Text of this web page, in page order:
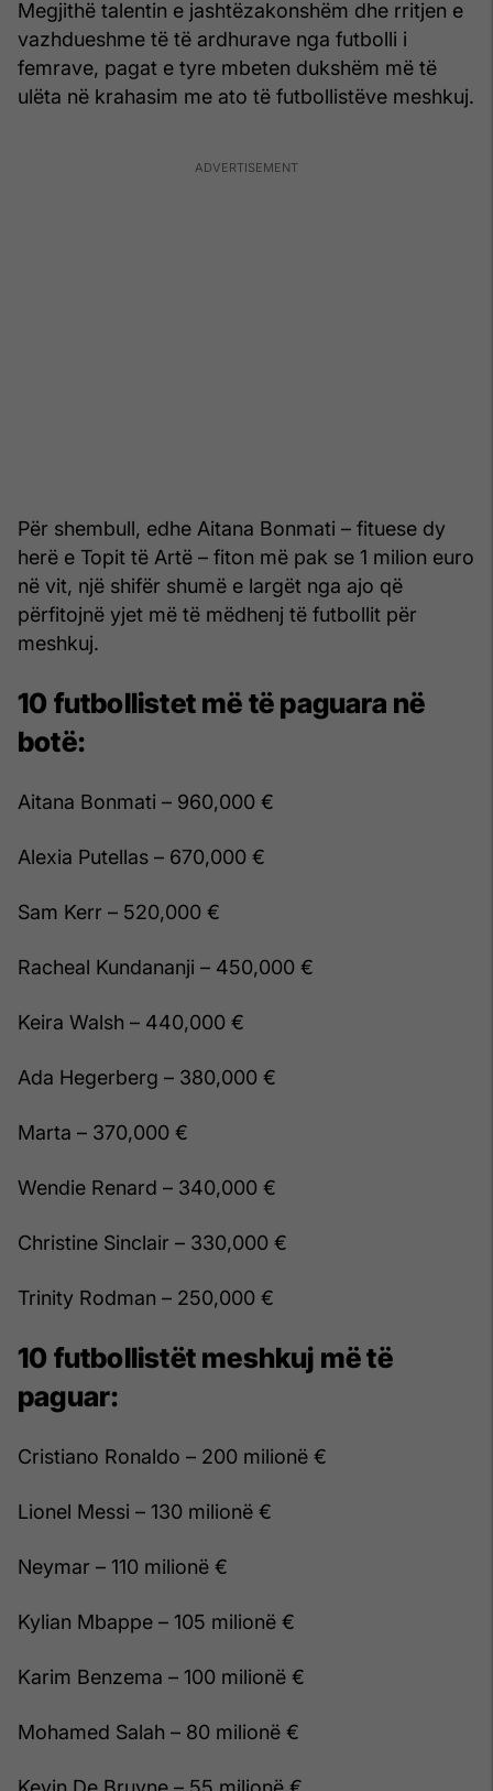
Megjithë talentin e jashtëzakonshëm dhe rritjen e
vazhdueshme të të ardhurave nga futbolli i
femrave, pagat e tyre mbeten dukshëm më të
ulëta në krahasim me ato të futbollistëve meshkuj.
Për shembull, edhe Aitana Bonmati – fituese dy
herë e Topit të Artë – fiton më pak se 1 milion euro
në vit, një shifër shumë e largët nga ajo që
përfitojnë yjet më të mëdhenj të futbollit për
meshkuj.
10 futbollistet më të paguara në
botë:
Aitana Bonmati – 960,000 €
Alexia Putellas – 670,000 €
Sam Kerr – 520,000 €
Racheal Kundananji – 450,000 €
Keira Walsh – 440,000 €
Ada Hegerberg – 380,000 €
Marta – 370,000 €
Wendie Renard – 340,000 €
Christine Sinclair – 330,000 €
Trinity Rodman – 250,000 €
10 futbollistët meshkuj më të
paguar:
Cristiano Ronaldo – 200 milionë €
Lionel Messi – 130 milionë €
Neymar – 110 milionë €
Kylian Mbappe – 105 milionë €
Karim Benzema – 100 milionë €
Mohamed Salah – 80 milionë €